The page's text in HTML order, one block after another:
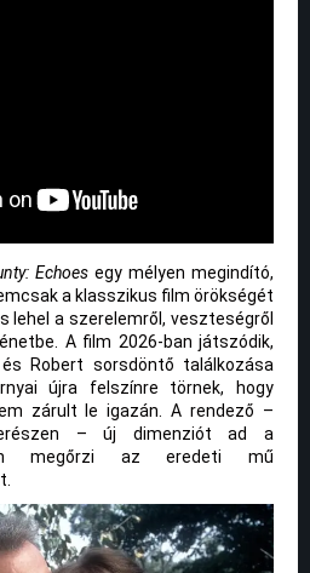
Echoes egy mélyen megindító,
a klasszikus film örökségét
lehel a szerelemről, veszteségről
A film 2026-ban játszódik,
Robert sorsdöntő találkozása
újra felszínre törnek, hogy
zárult le igazán. A rendező –
– új dimenziót ad a
megőrzi az eredeti mű